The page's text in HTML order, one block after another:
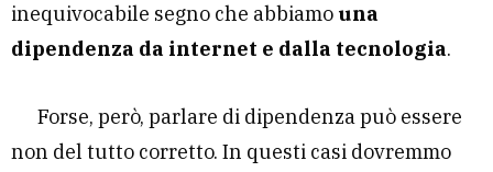
inequivocabile segno che abbiamo una
dipendenza da internet e dalla tecnologia.
Forse, però, parlare di dipendenza può essere
non del tutto corretto. In questi casi dovremmo